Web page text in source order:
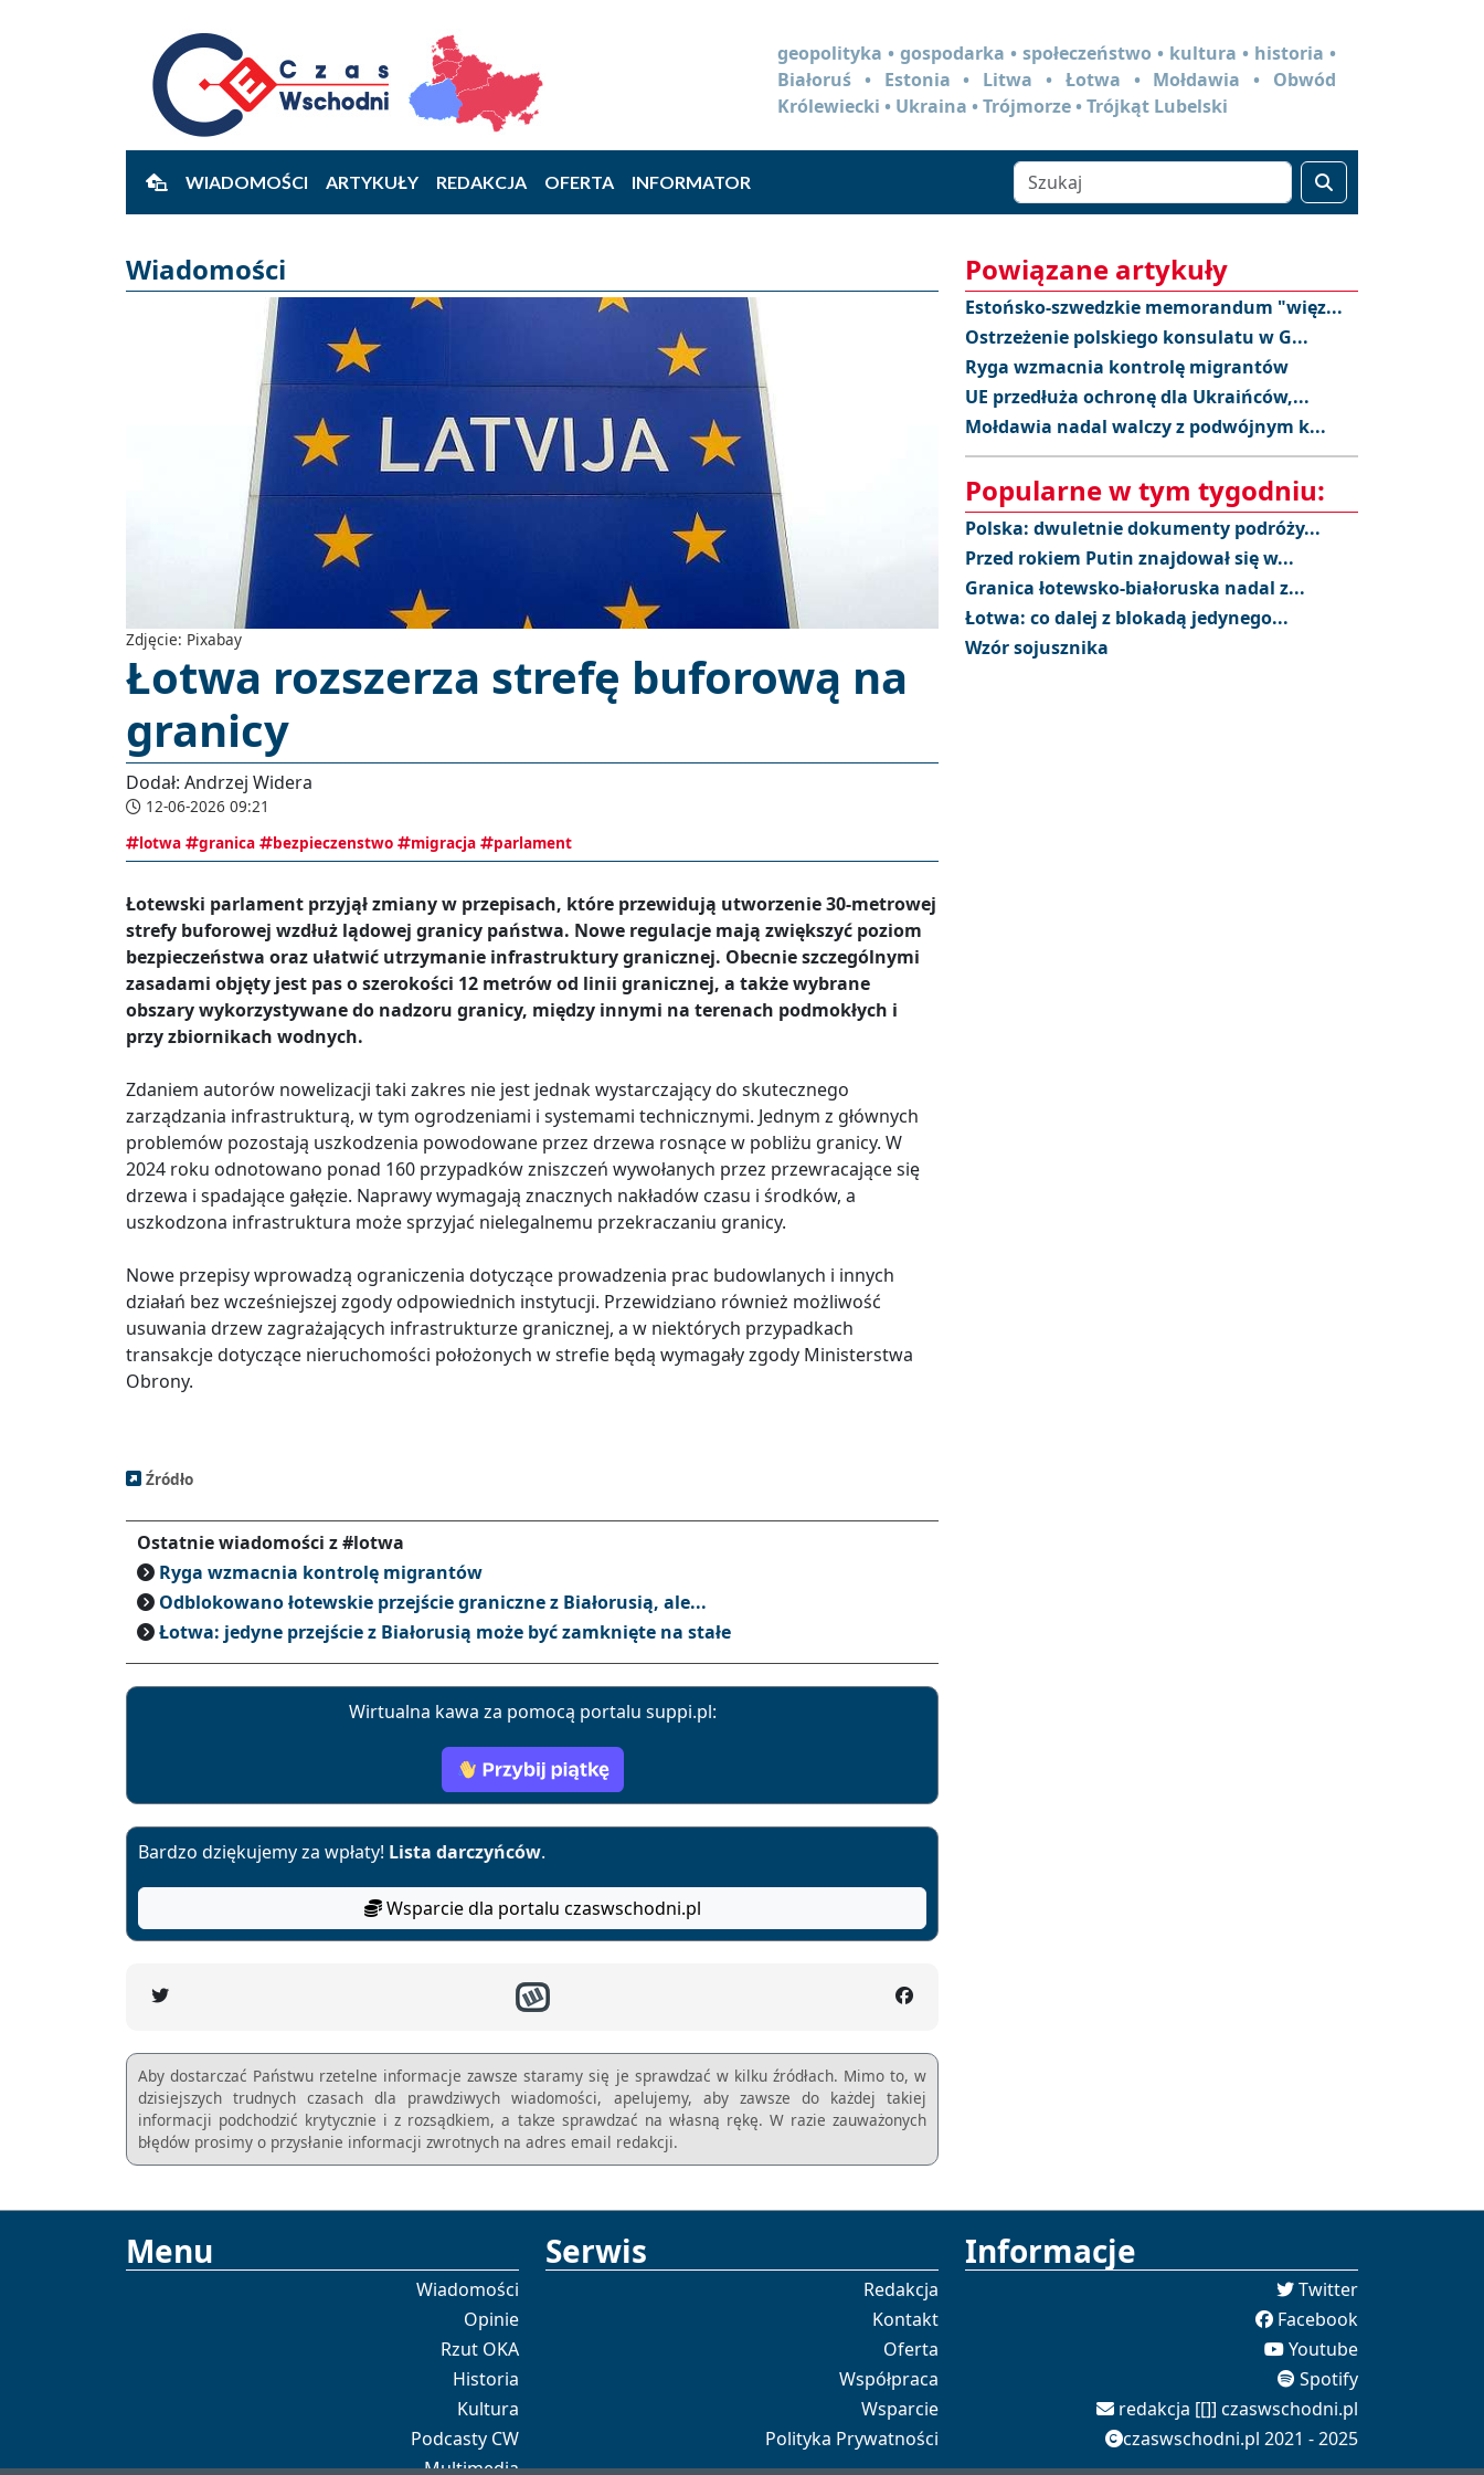
geopolityka • gospodarka • społeczeństwo • kultura • historia •
Białoruś • Estonia • Litwa • Łotwa • Mołdawia • Obwód
Królewiecki • Ukraina • Trójmorze • Trójkąt Lubelski
WIADOMOŚCI ARTYKUŁY REDAKCJA OFERTA INFORMATOR
Wiadomości
Zdjęcie: Pixabay
Łotwa rozszerza strefę buforową na
granicy
Dodał: Andrzej Widera
12-06-2026 09:21
lotwa
granica bezpieczenstwo migracja parlament
Łotewski parlament przyjął zmiany w przepisach, które przewidują utworzenie 30-metrowej
strefy buforowej wzdłuż lądowej granicy państwa. Nowe regulacje mają zwiększyć poziom
bezpieczeństwa oraz ułatwić utrzymanie infrastruktury granicznej. Obecnie szczególnymi
zasadami objęty jest pas o szerokości 12 metrów od linii granicznej, a także wybrane
obszary wykorzystywane do nadzoru granicy, między innymi na terenach podmokłych i
przy zbiornikach wodnych.
Zdaniem autorów nowelizacji taki zakres nie jest jednak wystarczający do skutecznego
zarządzania infrastrukturą, w tym ogrodzeniami i systemami technicznymi. Jednym z głównych
problemów pozostają uszkodzenia powodowane przez drzewa rosnące w pobliżu granicy. W
2024 roku odnotowano ponad 160 przypadków zniszczeń wywołanych przez przewracające się
drzewa i spadające gałęzie. Naprawy wymagają znacznych nakładów czasu i środków, a
uszkodzona infrastruktura może sprzyjać nielegalnemu przekraczaniu granicy.
Nowe przepisy wprowadzą ograniczenia dotyczące prowadzenia prac budowlanych i innych
działań bez wcześniejszej zgody odpowiednich instytucji. Przewidziano również możliwość
usuwania drzew zagrażających infrastrukturze granicznej, a w niektórych przypadkach
transakcje dotyczące nieruchomości położonych w strefie będą wymagały zgody Ministerstwa
Obrony.
Źródło
Ostatnie wiadomości z #lotwa
Ryga wzmacnia kontrolę migrantów
Odblokowano łotewskie przejście graniczne z Białorusią, ale...
Łotwa: jedyne przejście z Białorusią może być zamknięte na stałe
Wirtualna kawa za pomocą portalu suppi.pl:
Bardzo dziękujemy za wpłaty! Lista darczyńców.
Wsparcie dla portalu czaswschodni.pl
Aby dostarczać Państwu rzetelne informacje zawsze staramy się je sprawdzać w kilku źródłach. Mimo to, w
dzisiejszych trudnych czasach dla prawdziwych wiadomości, apelujemy, aby zawsze do każdej takiej
informacji podchodzić krytycznie i z rozsądkiem, a takze sprawdzać na własną rękę. W razie zauważonych
błędów prosimy o przysłanie informacji zwrotnych na adres email redakcji.
Powiązane artykuły
Estońsko-szwedzkie memorandum "więz...
Ostrzeżenie polskiego konsulatu w G...
Ryga wzmacnia kontrolę migrantów
UE przedłuża ochronę dla Ukraińców,...
Mołdawia nadal walczy z podwójnym k...
Popularne w tym tygodniu:
Polska: dwuletnie dokumenty podróży...
Przed rokiem Putin znajdował się w...
Granica łotewsko-białoruska nadal z...
Łotwa: co dalej z blokadą jedynego...
Wzór sojusznika
Menu
Wiadomości
Opinie
Rzut OKA
Historia
Kultura
Podcasty CW
Multimedia
Serwis
Redakcja
Kontakt
Oferta
Współpraca
Wsparcie
Polityka Prywatności
Informacje
Twitter
Facebook
Youtube
Spotify
redakcja [[]] czaswschodni.pl
czaswschodni.pl 2021 - 2025